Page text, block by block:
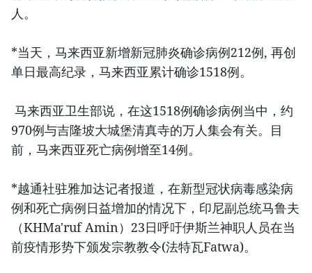
人。
*当天，马来西亚新增新冠肺炎确诊病例212例, 再创
单日最高纪录，马来西亚累计确诊1518例。
马来西亚卫生部说，在这1518例确诊病例当中，约
970例与吉隆坡大城堡清真寺的万人集会有关。目
前，马来西亚死亡病例增至14例。
*越通社驻雅加达记者报道，在新型冠状病毒感染病
例和死亡病例日益增加的情况下，印尼副总统马鲁夫
（KHMa'ruf Amin）23日呼吁伊斯兰神职人员在当
前疫情形势下颁发宗教教令(法特瓦Fatwa)。